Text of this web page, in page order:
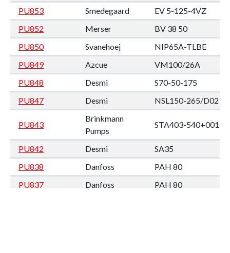
PU853
Smedegaard
EV 5-125-4VZ
PU852
Merser
BV 38 50
PU850
Svanehoej
NIP65A-TLBE
PU849
Azcue
VM100/26A
PU848
Desmi
S70-50-175
PU847
Desmi NSL150-265/D02
PU843
Brinkmann
Pumps
STA403-540+001
PU842 Desmi
SA35
PU838
Danfoss
PAH 80
PU837
Danfoss PAH 80